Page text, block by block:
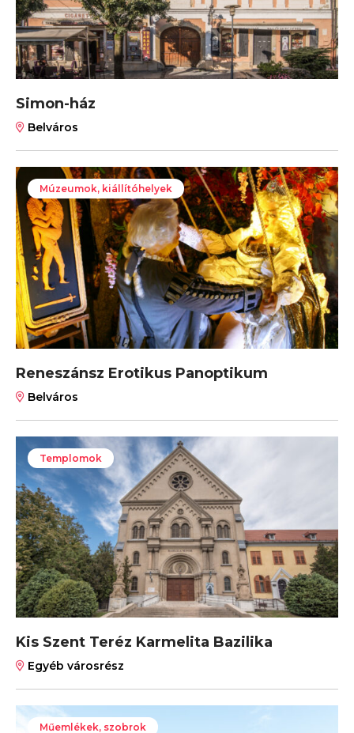
Simon-ház
Belváros
Múzeumok, kiállítóhelyek
Reneszánsz Erotikus Panoptikum
Belváros
Templomok
Kis Szent Teréz Karmelita Bazilika
Egyéb városrész
Műemlékek, szobrok